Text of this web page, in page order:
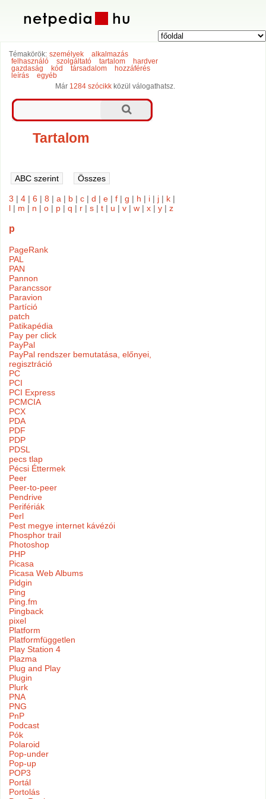
Témakörök: személyek
alkalmazás
felhasználó
szolgáltató tartalom
hardver
gazdaság
kód társadalom
hozzáférés
leírás
egyéb
Már 1284 szócikk közül válogathatsz.
Tartalom
3 |4 |6 |8 |a | b |c |d |e |f |g | h | i | j | k |
l | m | n |o | p |q | r |s |t | u |v |w |x |y |z
p
PageRank
PAL
PAN
Pannon
Parancssor
Paravion
Partíció
patch
Patikapédia
Pay per click
PayPal
PayPal rendszer bemutatása, előnyei,
regisztráció
PC
PCI
PCI Express
PCMCIA
PCX
PDA
PDF
PDP
PDSL
pecs tlap
Pécsi Éttermek
Peer
Peer-to-peer
Pendrive
Perifériák
Perl
Pest megye internet kávézói
Phosphor trail
Photoshop
PHP
Picasa
Picasa Web Albums
Pidgin
Ping
Ping.fm
Pingback
pixel
Platform
Platformfüggetlen
Play Station 4
Plazma
Plug and Play
Plugin
Plurk
PNA
PNG
PnP
Podcast
Pók
Polaroid
Pop-under
Pop-up
POP3
Portál
Portolás